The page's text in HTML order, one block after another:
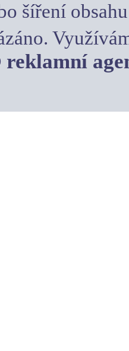
šíření
reklamní